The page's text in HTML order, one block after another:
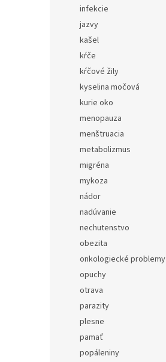
infekcie
jazvy
kašel
kŕče
kŕčové žily
kyselina močová
kurie oko
menopauza
menštruacia
metabolizmus
migréna
mykoza
nádor
nadúvanie
nechutenstvo
obezita
onkologiecké problemy
opuchy
otrava
parazity
plesne
pamať
popáleniny